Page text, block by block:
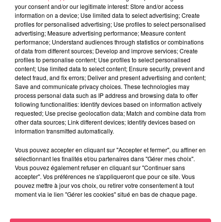
AFRO DEEP HOUSE 2000's
your consent and/or our legitimate interest: Store and/or access
information on a device; Use limited data to select advertising; Create
profiles for personalised advertising; Use profiles to select personalised
advertising; Measure advertising performance; Measure content
performance; Understand audiences through statistics or combinations
of data from different sources; Develop and improve services; Create
profiles to personalise content; Use profiles to select personalised
content; Use limited data to select content; Ensure security, prevent and
detect fraud, and fix errors; Deliver and present advertising and content;
Save and communicate privacy choices. These technologies may
process personal data such as IP address and browsing data to offer
following functionalities: Identify devices based on information actively
requested; Use precise geolocation data; Match and combine data from
other data sources; Link different devices; Identify devices based on
information transmitted automatically.
Vous pouvez accepter en cliquant sur "Accepter et fermer", ou affiner en
sélectionnant les finalités et/ou partenaires dans "Gérer mes choix".
Vous pouvez également refuser en cliquant sur "Continuer sans
accepter". Vos préférences ne s'appliqueront que pour ce site. Vous
pouvez mettre à jour vos choix, ou retirer votre consentement à tout
moment via le lien "Gérer les cookies" situé en bas de chaque page.